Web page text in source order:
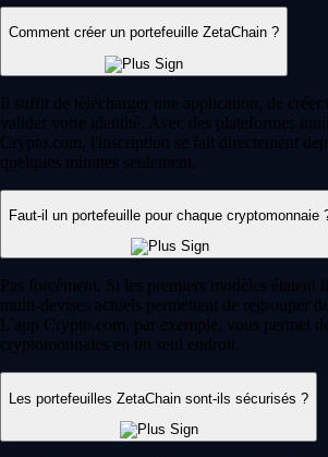
Comment créer un portefeuille ZetaChain ?
Il suffit de télécharger une application, de créer
valider votre identité. Avec des plateformes
Crypto.com, l'inscription se fait directement
quelques minutes seulement.
Faut-il un portefeuille pour chaque cryptomonnaie
Pas forcément. Si les premiers modèles étaient
multi-devises actuels permettent de regrouper
L'app Crypto.com, par exemple, vous permet
cryptomonnaies en un seul endroit.
Les portefeuilles ZetaChain sont-ils sécurisés ?